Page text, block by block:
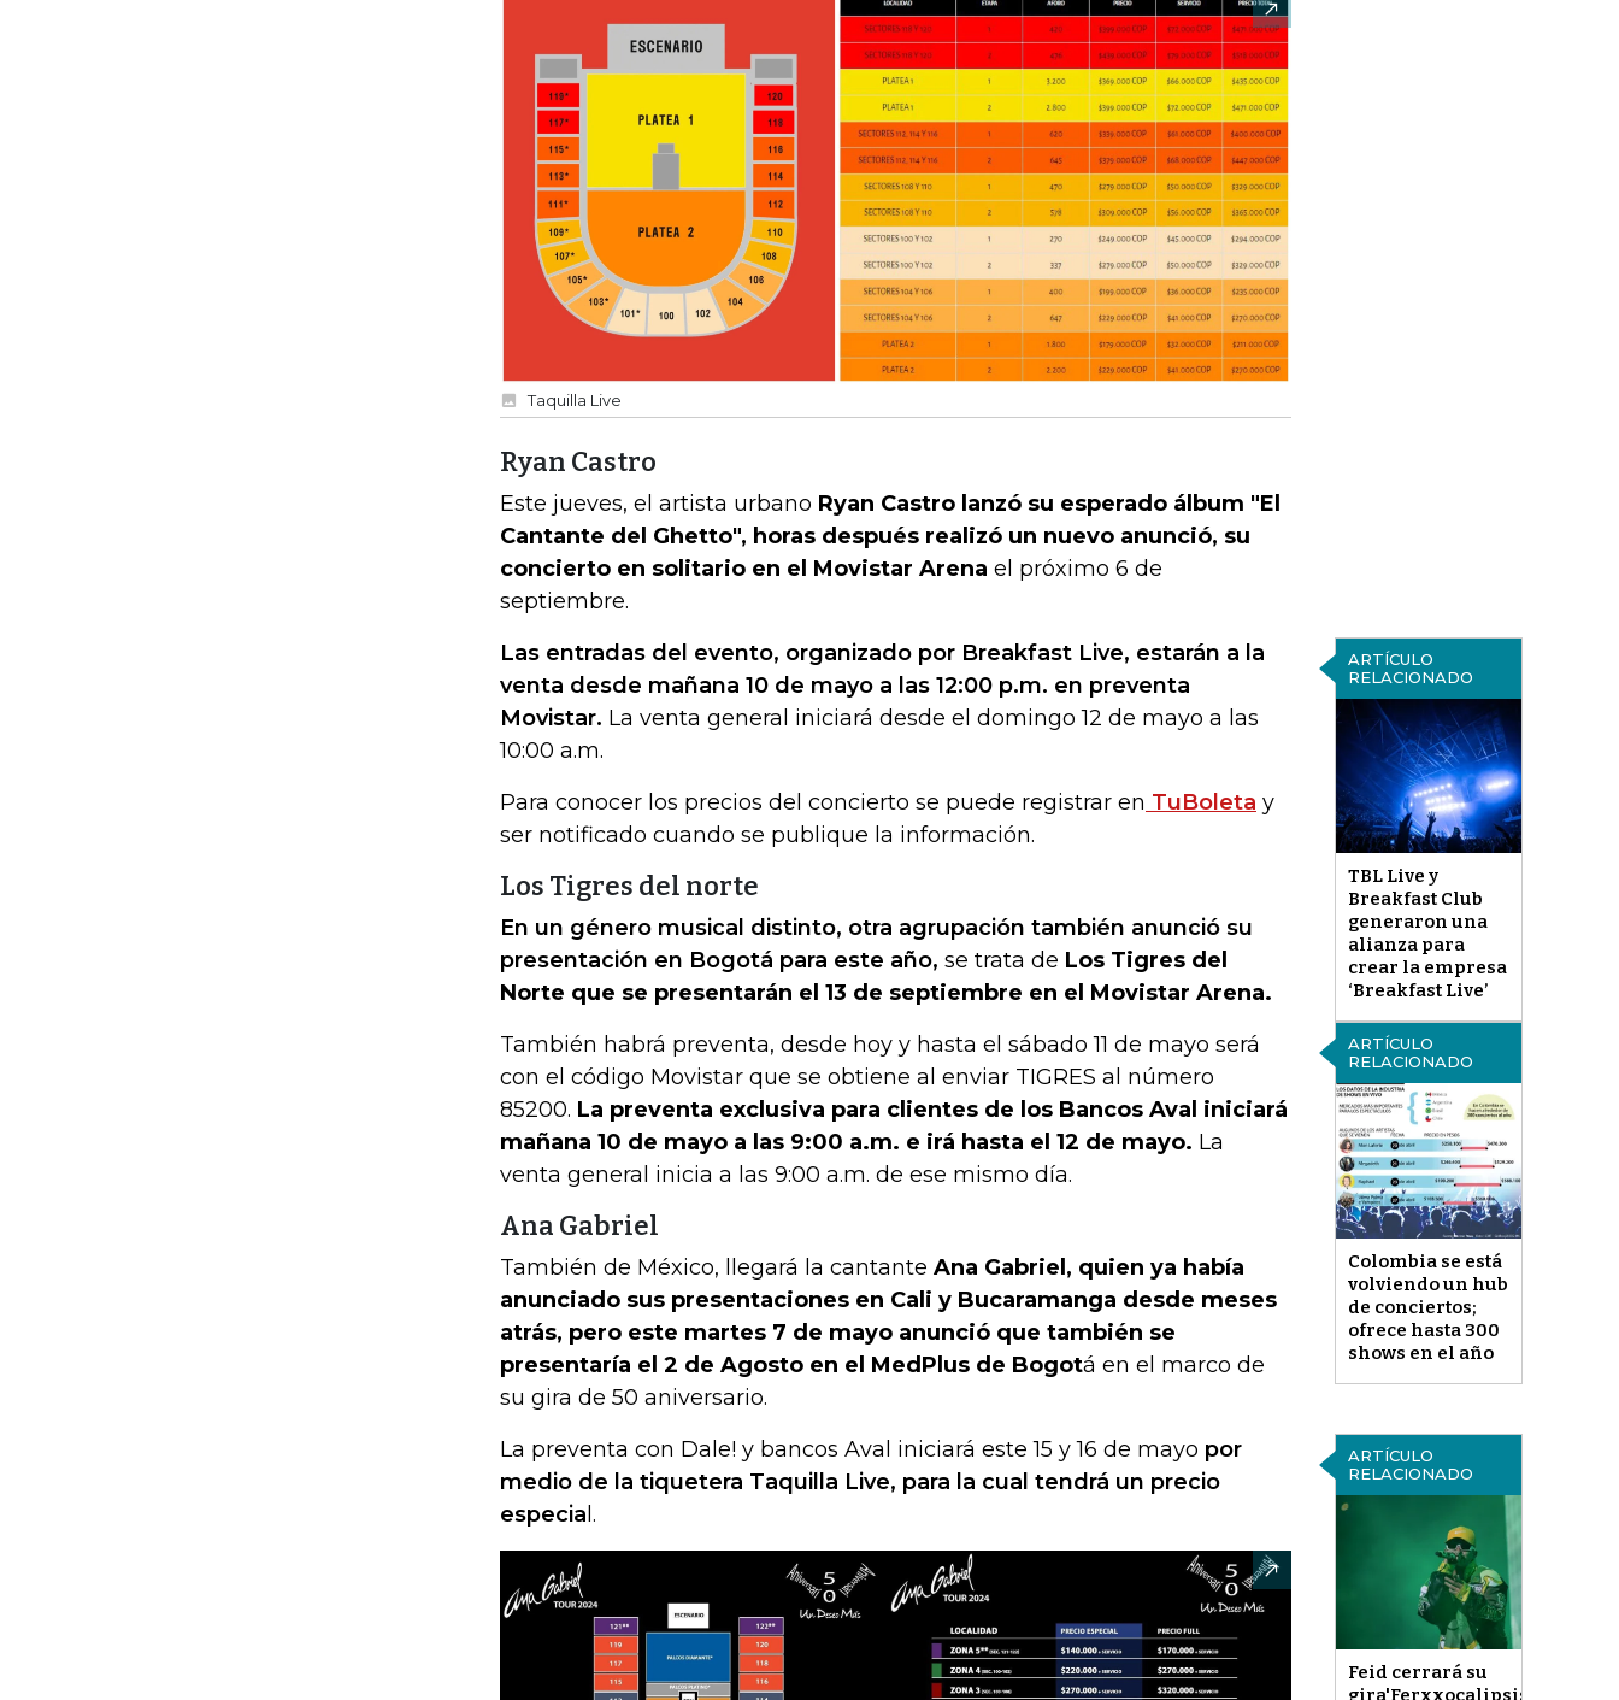
Taquilla Live
Ryan Castro
Este jueves, el artista urbano Ryan Castro lanzó su esperado álbum "El
Cantante del Ghetto", horas después realizó un nuevo anunció, su
concierto en solitario en el Movistar Arena el próximo 6 de
septiembre.
ARTÍCULO
RELACIONADO
TBL Live y
Breakfast Club
generaron una
alianza para
crear la empresa
‘Breakfast Live’
Las entradas del evento, organizado por Breakfast Live, estarán a la
venta desde mañana 10 de mayo a las 12:00 p.m. en preventa
Movistar. La venta general iniciará desde el domingo 12 de mayo a las
10:00 a.m.
Para conocer los precios del concierto se puede registrar en TuBoleta y
ser notificado cuando se publique la información.
Los Tigres del norte
ARTÍCULO
RELACIONADO
Colombia se está
volviendo un hub
de conciertos;
ofrece hasta 300
shows en el año
En un género musical distinto, otra agrupación también anunció su
presentación en Bogotá para este año, se trata de Los Tigres del
Norte que se presentarán el 13 de septiembre en el Movistar Arena.
También habrá preventa, desde hoy y hasta el sábado 11 de mayo será
con el código Movistar que se obtiene al enviar TIGRES al número
85200. La preventa exclusiva para clientes de los Bancos Aval iniciará
mañana 10 de mayo a las 9:00 a.m. e irá hasta el 12 de mayo. La
venta general inicia a las 9:00 a.m. de ese mismo día.
Ana Gabriel
También de México, llegará la cantante Ana Gabriel, quien ya había
anunciado sus presentaciones en Cali y Bucaramanga desde meses
atrás, pero este martes 7 de mayo anunció que también se
presentaría el 2 de Agosto en el MedPlus de Bogotá en el marco de
su gira de 50 aniversario.
ARTÍCULO
RELACIONADO
Feid cerrará su
gira'Ferxxocalipsis'
La preventa con Dale! y bancos Aval iniciará este 15 y 16 de mayo por
medio de la tiquetera Taquilla Live, para la cual tendrá un precio
especia l.